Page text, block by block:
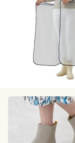
寝具・ベッド
カーテン・ラグ・
美容・健康・サプ
制服・スクールす
制服・学生服
ジュニア・ティー
大きいサイズ
大きいサイズ通販
大きいサイズ レデ
大きいサイズ レデ
大きいサイズ メンズ
バーゲン
バーゲンセール
シークレットセー
商品カテゴリ一
カタログ
靴・靴下サイ
22